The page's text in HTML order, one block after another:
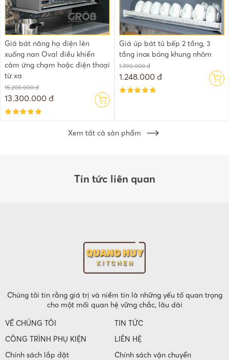
Giá bát nâng hạ điện lên
xuống nan Oval điều khiển
cảm ứng chạm hoặc điện thoại
từ xa
15.200.000 đ
13.300.000 đ
Giá úp bát tủ bếp 2 tầng, 3
tầng inox bóng khung nhôm
1.390.000 đ
1.248.000 đ
Xem tất cả sản phẩm
Tin tức liên quan
Chúng tôi tin rằng giá trị và niềm tin là những yếu tố quan trọng
cho một mối quan hệ vững chắc, lâu dài
VỀ CHÚNG TÔI
TIN TỨC
CÔNG TRÌNH PHỤ KIỆN
LIÊN HỆ
Chính sách lắp đặt
Chính sách vận chuyển